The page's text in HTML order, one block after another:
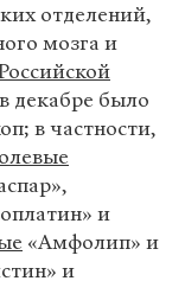
отделений,
мозга и
в декабре было
в частности,
и
«Амфолип» и
и